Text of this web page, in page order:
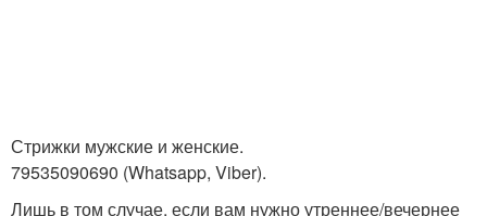
Стрижки мужские и женские.
79535090690 (Whatsapp, Viber).
Лишь в том случае, если вам нужно утреннее/вечернее